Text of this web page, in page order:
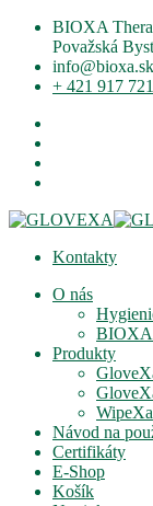
BIOXA
Považská
info@bioxa.sk
+ 421 917
Kontakty
O nás
BIOXA
Produkty
WipeXa
Návod na
Certifikáty
E-Shop
Košík